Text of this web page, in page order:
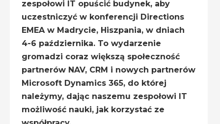
zespołowi IT opuścić budynek, aby
uczestniczyć w konferencji Directions
EMEA w Madrycie, Hiszpania, w dniach
4-6 października. To wydarzenie
gromadzi coraz większą społeczność
partnerów NAV, CRM i nowych partnerów
Microsoft Dynamics 365, do której
należymy, dając naszemu zespołowi IT
możliwość nauki, jak korzystać ze